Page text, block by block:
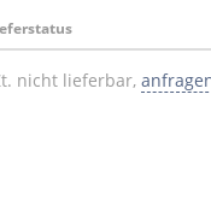
nicht lieferbar,